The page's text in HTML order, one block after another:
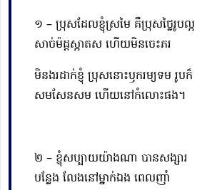
១ – ប្រុសដែលខ្ញុំស្រមៃ គឺប្រុសថ្លៃរូបល្អ
សាច់ម៉ដ្តស្អាតស ហើយមិនចេះភរ
មិនងរដាក់ខ្ញុំ ប្រុសនោះឫករម្យទម រូបក៏
សមសែនសម ហើយនៅកំលោះផង។
២ – ខ្ញុំសប្បាយយ៉ាងណា បានសង្សារ
បន្លែង លែងនៅម្នាក់ឯង ពេលញាំ